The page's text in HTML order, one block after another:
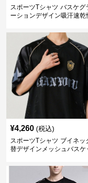
スポーツTシャツ バスケグ
ーションデザイン吸汗速乾
¥4,260 (税込)
スポーツTシャツ ブイネッ
替デザインメッシュバスケ